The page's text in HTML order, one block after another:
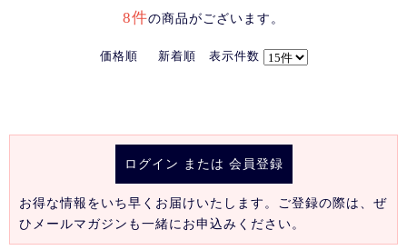
8件の商品がございます。
価格順 新着順 表示件数
ログイン または 会員登録
お得な情報をいち早くお届けいたします。ご登録の際は、ぜ
ひメールマガジンも一緒にお申込みください。